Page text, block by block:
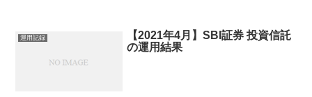
運用記録
【2021年4月】SBI証券 投資信託
の運用結果